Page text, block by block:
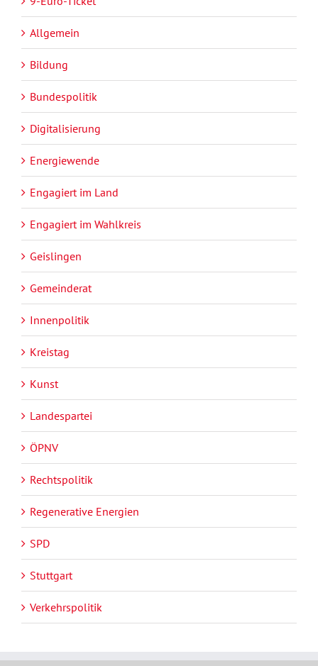
Allgemein
Bildung
Bundespolitik
Digitalisierung
Energiewende
Engagiert im Land
Engagiert im Wahlkreis
Geislingen
Gemeinderat
Innenpolitik
Kreistag
Kunst
Landespartei
ÖPNV
Rechtspolitik
Regenerative Energien
SPD
Stuttgart
Verkehrspolitik